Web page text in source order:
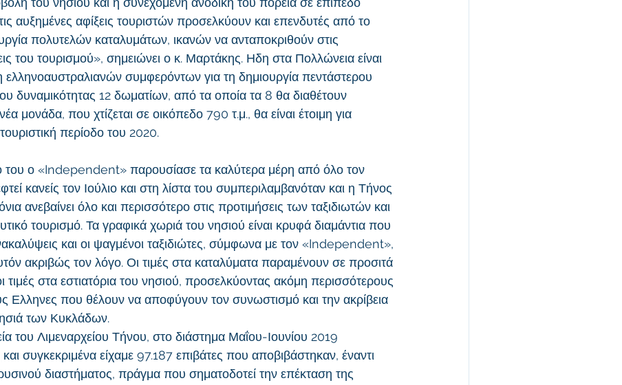
αυξημένες αφίξεις τουριστών προσελκύουν και επενδυτές από το
πολυτελών καταλυμάτων, ικανών να ανταποκριθούν στις
του τουρισμού», σημειώνει ο κ. Μαρτάκης. Ηδη στα Πολλώνεια είναι
ελληνοαυστραλιανών συμφερόντων για τη δημιουργία πεντάστερου
δυναμικότητας 12 δωματίων, από τα οποία τα 8 θα διαθέτουν
μονάδα, που χτίζεται σε οικόπεδο 790 τ.μ., θα είναι έτοιμη για
περίοδο του 2020.
ο «Independent» παρουσίασε τα καλύτερα μέρη από όλο τον
κανείς τον Ιούλιο και στη λίστα του συμπεριλαμβανόταν και η Τήνος
ανεβαίνει όλο και περισσότερο στις προτιμήσεις των ταξιδιωτών και
τουρισμό. Τα γραφικά χωριά του νησιού είναι κρυφά διαμάντια που
και οι ψαγμένοι ταξιδιώτες, σύμφωνα με τον «Independent»,
ακριβώς τον λόγο. Οι τιμές στα καταλύματα παραμένουν σε προσιτά
τιμές στα εστιατόρια του νησιού, προσελκύοντας ακόμη περισσότερους
Ελληνες που θέλουν να αποφύγουν τον συνωστισμό και την ακρίβεια
των Κυκλάδων.
του Λιμεναρχείου Τήνου, στο διάστημα Μαΐου-Ιουνίου 2019
συγκεκριμένα είχαμε 97.187 επιβάτες που αποβιβάστηκαν, έναντι
διαστήματος, πράγμα που σηματοδοτεί την επέκταση της